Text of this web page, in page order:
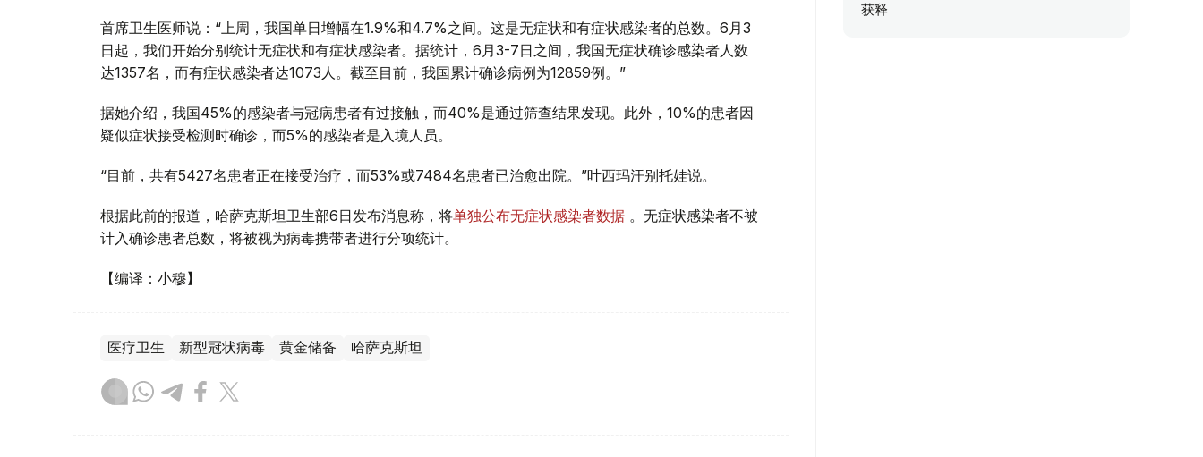
首席卫生医师说：“上周，我国单日增幅在1.9%和4.7%之间。这是无症状和有症状感染者的总数。6月3
日起，我们开始分别统计无症状和有症状感染者。据统计，6月3-7日之间，我国无症状确诊感染者人数
达1357名，而有症状感染者达1073人。截至目前，我国累计确诊病例为12859例。”
据她介绍，我国45%的感染者与冠病患者有过接触，而40%是通过筛查结果发现。此外，10%的患者因
疑似症状接受检测时确诊，而5%的感染者是入境人员。
“目前，共有5427名患者正在接受治疗，而53%或7484名患者已治愈出院。”叶西玛汗别托娃说。
根据此前的报道，哈萨克斯坦卫生部6日发布消息称，将单独公布无症状感染者数据 。无症状感染者不被
计入确诊患者总数，将被视为病毒携带者进行分项统计。
【编译：小穆】
医疗卫生 新型冠状病毒 黄金储备 哈萨克斯坦
获释